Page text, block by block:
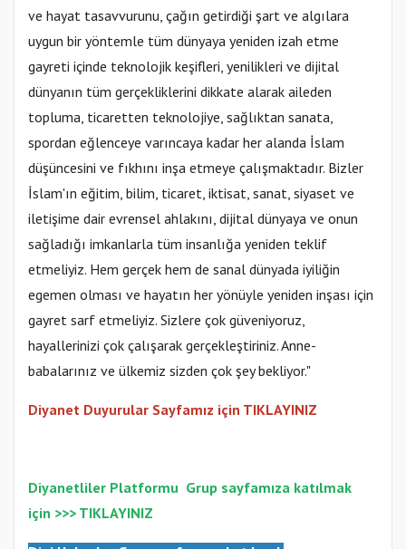
ve hayat tasavvurunu, çağın getirdiği şart ve algılara
uygun bir yöntemle tüm dünyaya yeniden izah etme
gayreti içinde teknolojik keşifleri, yenilikleri ve dijital
dünyanın tüm gerçekliklerini dikkate alarak aileden
topluma, ticaretten teknolojiye, sağlıktan sanata,
spordan eğlenceye varıncaya kadar her alanda İslam
düşüncesini ve fıkhını inşa etmeye çalışmaktadır. Bizler
İslam'ın eğitim, bilim, ticaret, iktisat, sanat, siyaset ve
iletişime dair evrensel ahlakını, dijital dünyaya ve onun
sağladığı imkanlarla tüm insanlığa yeniden teklif
etmeliyiz. Hem gerçek hem de sanal dünyada iyiliğin
egemen olması ve hayatın her yönüyle yeniden inşası için
gayret sarf etmeliyiz. Sizlere çok güveniyoruz,
hayallerinizi çok çalışarak gerçekleştiriniz. Anne-
babalarınız ve ülkemiz sizden çok şey bekliyor."
Diyanet Duyurular Sayfamız için TIKLAYINIZ
Diyanetliler Platformu Grup sayfamıza katılmak
için >>> TIKLAYINIZ